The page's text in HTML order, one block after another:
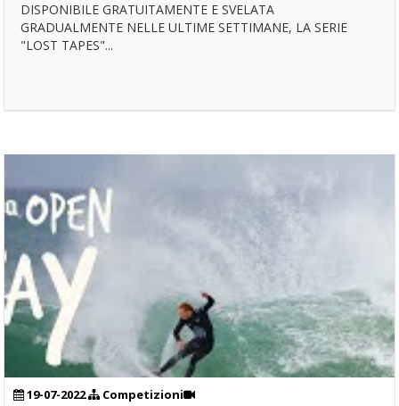
DISPONIBILE GRATUITAMENTE E SVELATA
GRADUALMENTE NELLE ULTIME SETTIMANE, LA SERIE
"LOST TAPES"...
19-07-2022 Competizioni